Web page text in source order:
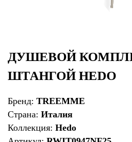
ДУШЕВОЙ
ШТАНГОЙ HEDO
Бренд: TREEMME
Страна: Италия
Коллекция: Hedo